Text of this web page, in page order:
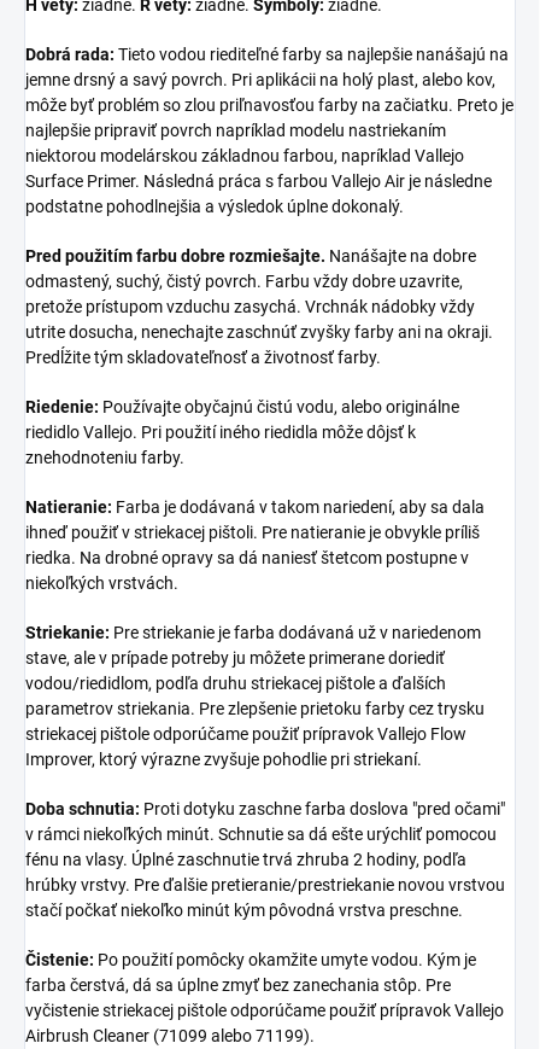
H vety: žiadne. R vety: žiadne. Symboly: žiadne.
Dobrá rada: Tieto vodou riediteľné farby sa najlepšie nanášajú na
jemne drsný a savý povrch. Pri aplikácii na holý plast, alebo kov,
môže byť problém so zlou priľnavosťou farby na začiatku. Preto je
najlepšie pripraviť povrch napríklad modelu nastriekaním
niektorou modelárskou základnou farbou, napríklad Vallejo
Surface Primer. Následná práca s farbou Vallejo Air je následne
podstatne pohodlnejšia a výsledok úplne dokonalý.
Pred použitím farbu dobre rozmiešajte. Nanášajte na dobre
odmastený, suchý, čistý povrch. Farbu vždy dobre uzavrite,
pretože prístupom vzduchu zasychá. Vrchnák nádobky vždy
utrite dosucha, nenechajte zaschnúť zvyšky farby ani na okraji.
Predĺžite tým skladovateľnosť a životnosť farby.
Riedenie: Používajte obyčajnú čistú vodu, alebo originálne
riedidlo Vallejo. Pri použití iného riedidla môže dôjsť k
znehodnoteniu farby.
Natieranie: Farba je dodávaná v takom nariedení, aby sa dala
ihneď použiť v striekacej pištoli. Pre natieranie je obvykle príliš
riedka. Na drobné opravy sa dá naniesť štetcom postupne v
niekoľkých vrstvách.
Striekanie: Pre striekanie je farba dodávaná už v nariedenom
stave, ale v prípade potreby ju môžete primerane doriediť
vodou/riedidlom, podľa druhu striekacej pištole a ďalších
parametrov striekania. Pre zlepšenie prietoku farby cez trysku
striekacej pištole odporúčame použiť prípravok Vallejo Flow
Improver, ktorý výrazne zvyšuje pohodlie pri striekaní.
Doba schnutia: Proti dotyku zaschne farba doslova "pred očami"
v rámci niekoľkých minút. Schnutie sa dá ešte urýchliť pomocou
fénu na vlasy. Úplné zaschnutie trvá zhruba 2 hodiny, podľa
hrúbky vrstvy. Pre ďalšie pretieranie/prestriekanie novou vrstvou
stačí počkať niekoľko minút kým pôvodná vrstva preschne.
Čistenie: Po použití pomôcky okamžite umyte vodou. Kým je
farba čerstvá, dá sa úplne zmyť bez zanechania stôp. Pre
vyčistenie striekacej pištole odporúčame použiť prípravok Vallejo
Airbrush Cleaner (71099 alebo 71199).